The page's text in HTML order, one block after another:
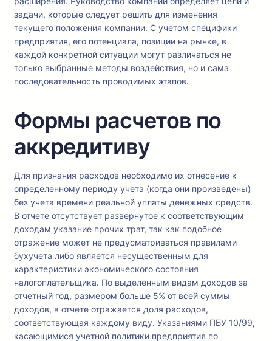
задачи, которые следует решить для изменения
текущего положения компании. С учетом специфики
предприятия, его потенциала, позиции на рынке, в
каждой конкретной ситуации могут различаться не
только выбранные методы воздействия, но и сама
последовательность проводимых этапов.
Формы расчетов по
аккредитиву
Для признания расходов необходимо их отнесение к
определенному периоду учета (когда они произведены)
без учета времени реальной уплаты денежных средств.
В отчете отсутствует развернутое к соответствующим
доходам указание прочих трат, так как подобное
отражение может не предусматриваться правилами
бухучета либо является несущественным для
характеристики экономического состояния
налогоплательщика. По выделенным видам доходов за
отчетный год, размером больше 5% от всей суммы
доходов, в отчете отражается доля расходов,
соответствующая каждому виду. Указаниями ПБУ 10/99,
касающимися учетной политики предприятия по